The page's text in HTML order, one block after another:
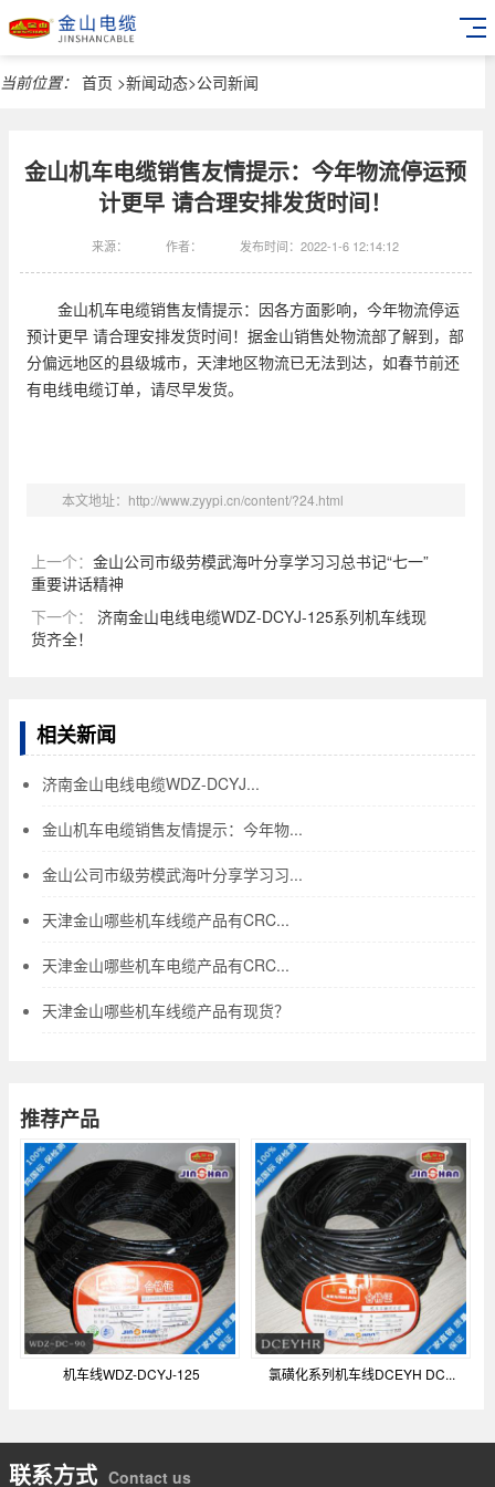
当前位置： 首页 >新闻动态>公司新闻
金山机车电缆销售友情提示：今年物流停运预
计更早 请合理安排发货时间！
来源： 作者： 发布时间：2022-1-6 12:14:12
金山机车电缆销售友情提示：因各方面影响，今年物流停运
预计更早 请合理安排发货时间！据金山销售处物流部了解到，部
分偏远地区的县级城市，天津地区物流已无法到达，如春节前还
有电线电缆订单，请尽早发货。
本文地址：http://www.zyypi.cn/content/?24.html
上一个： 金山公司市级劳模武海叶分享学习习总书记“七一”
重要讲话精神
下一个： 济南金山电线电缆WDZ-DCYJ-125系列机车线现
货齐全！
相关新闻
济南金山电线电缆WDZ-DCYJ...
金山机车电缆销售友情提示：今年物...
金山公司市级劳模武海叶分享学习习...
天津金山哪些机车线缆产品有CRC...
天津金山哪些机车电缆产品有CRC...
天津金山哪些机车线缆产品有现货？
推荐产品
机车线WDZ-DCYJ-125 氯磺化系列机车线DCEYH DC...
联系方式 Contact us